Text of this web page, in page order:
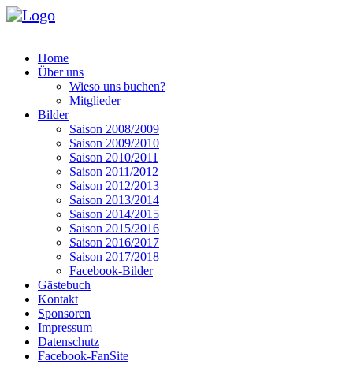
Home
Über uns
Wieso uns buchen?
Mitglieder
Bilder
Saison 2008/2009
Saison 2009/2010
Saison 2010/2011
Saison 2011/2012
Saison 2012/2013
Saison 2013/2014
Saison 2014/2015
Saison 2015/2016
Saison 2016/2017
Saison 2017/2018
Facebook-Bilder
Gästebuch
Kontakt
Sponsoren
Impressum
Datenschutz
Facebook-FanSite